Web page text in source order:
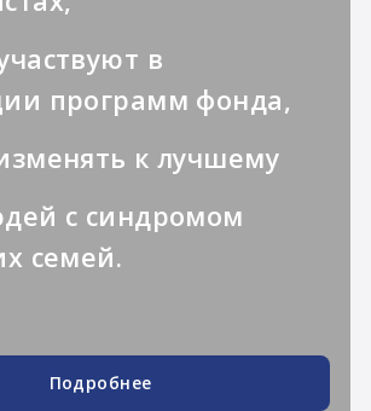
в
программ фонда,
к лучшему
с синдромом
семей.
Подробнее